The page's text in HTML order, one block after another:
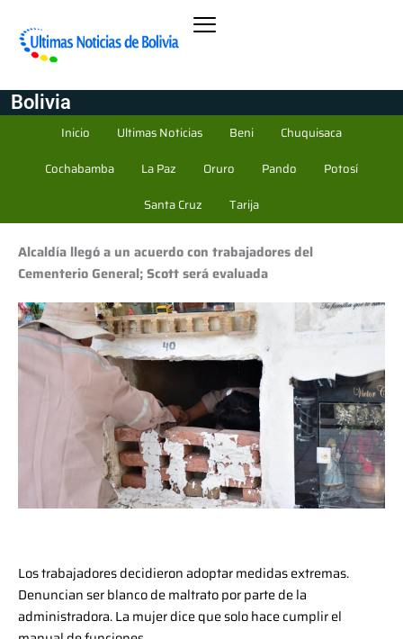
Bolivia
Inicio Ultimas Noticias Beni
Chuquisaca
Cochabamba
La Paz Oruro Pando
Potosí
Santa Cruz
Tarija
Alcaldía llegó a un acuerdo con trabajadores del
Cementerio General; Scott será evaluada
Los trabajadores decidieron adoptar medidas extremas.
Denuncian ser blanco de maltrato por parte de la
administradora. La mujer dice que solo hace cumplir el